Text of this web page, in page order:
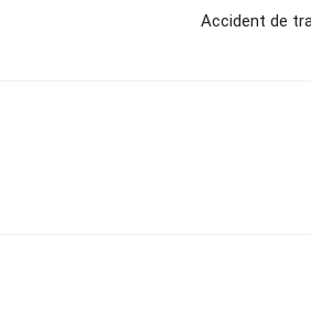
Accident de